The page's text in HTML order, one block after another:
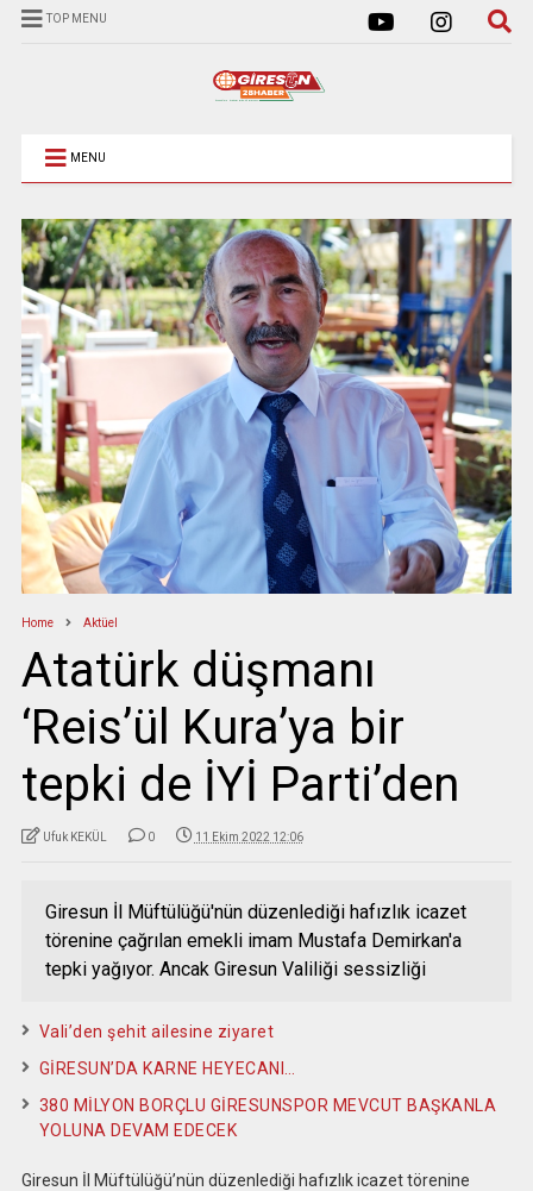
TOP MENU
MENU
Home Aktüel
Atatürk düşmanı
‘Reis’ül Kura’ya bir
tepki de İYİ Parti’den
Ufuk KEKÜL 0 11 Ekim 2022 12:06
Giresun İl Müftülüğü'nün düzenlediği hafızlık icazet
törenine çağrılan emekli imam Mustafa Demirkan'a
tepki yağıyor. Ancak Giresun Valiliği sessizliği
Vali’den şehit ailesine ziyaret
GİRESUN’DA KARNE HEYECANI…
380 MİLYON BORÇLU GİRESUNSPOR MEVCUT BAŞKANLA
YOLUNA DEVAM EDECEK
Giresun İl Müftülüğü’nün düzenlediği hafızlık icazet törenine